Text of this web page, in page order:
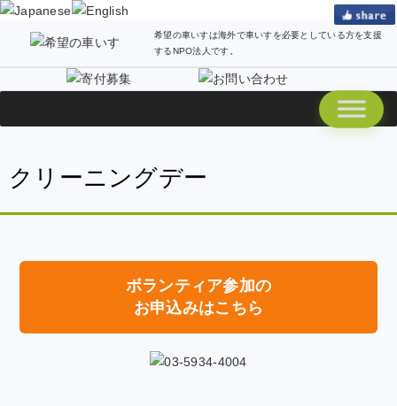
希望の車いすは海外で車いすを必要としている方を支援
するNPO法人です。
クリーニングデー
ボランティア参加の
お申込みはこちら